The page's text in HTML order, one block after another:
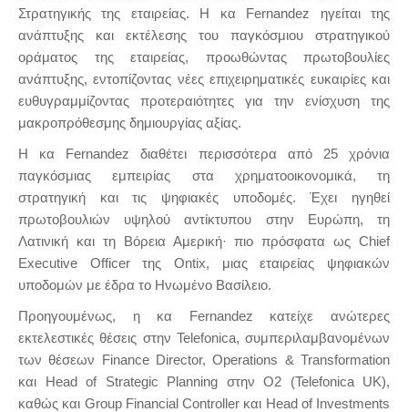
Στρατηγικής της εταιρείας. Η κα Fernandez ηγείται της
ανάπτυξης και εκτέλεσης του παγκόσμιου στρατηγικού
οράματος της εταιρείας, προωθώντας πρωτοβουλίες
ανάπτυξης, εντοπίζοντας νέες επιχειρηματικές ευκαιρίες και
ευθυγραμμίζοντας προτεραιότητες για την ενίσχυση της
μακροπρόθεσμης δημιουργίας αξίας.
Η κα Fernandez διαθέτει περισσότερα από 25 χρόνια
παγκόσμιας εμπειρίας στα χρηματοοικονομικά, τη
στρατηγική και τις ψηφιακές υποδομές. Έχει ηγηθεί
πρωτοβουλιών υψηλού αντίκτυπου στην Ευρώπη, τη
Λατινική και τη Βόρεια Αμερική· πιο πρόσφατα ως Chief
Executive Officer της Ontix, μιας εταιρείας ψηφιακών
υποδομών με έδρα το Ηνωμένο Βασίλειο.
Προηγουμένως, η κα Fernandez κατείχε ανώτερες
εκτελεστικές θέσεις στην Telefonica, συμπεριλαμβανομένων
των θέσεων Finance Director, Operations & Transformation
και Head of Strategic Planning στην O2 (Telefonica UK),
καθώς και Group Financial Controller και Head of Investments